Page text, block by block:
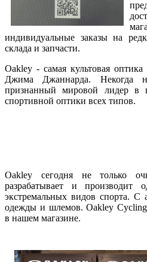
индивидуальные заказы на
склада и запчасти.
Oakley - самая культовая
Джима Джаннарда. Некогда
признанный мировой лидер в
спортивной оптики всех типов.
Oakley сегодня не только
разрабатывает и производит
экстремальных видов спорта. С
одежды и шлемов. Oakley Cycling
в нашем магазине.